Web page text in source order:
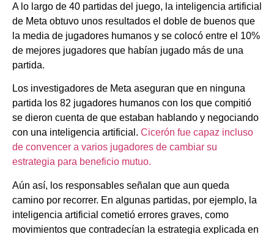
A lo largo de 40 partidas del juego, la inteligencia artificial
de Meta obtuvo unos resultados el doble de buenos que
la media de jugadores humanos y se colocó entre el 10%
de mejores jugadores que habían jugado más de una
partida.
Los investigadores de Meta aseguran que en ninguna
partida los 82 jugadores humanos con los que compitió
se dieron cuenta de que estaban hablando y negociando
con una inteligencia artificial. Cicerón fue capaz incluso
de convencer a varios jugadores de cambiar su
estrategia para beneficio mutuo.
Aún así, los responsables señalan que aun queda
camino por recorrer. En algunas partidas, por ejemplo, la
inteligencia artificial cometió errores graves, como
movimientos que contradecían la estrategia explicada en